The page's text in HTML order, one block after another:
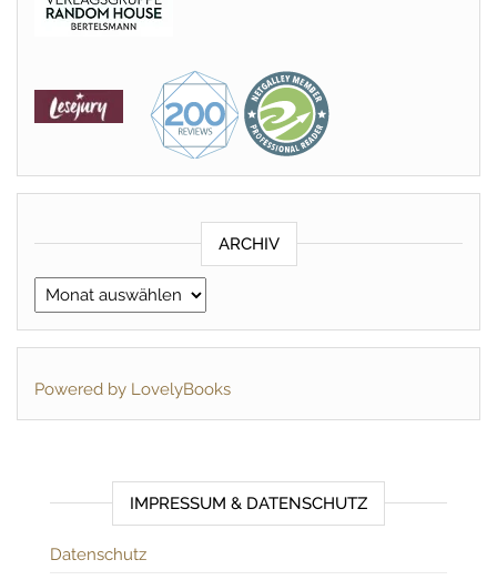
ARCHIV
Archiv
Powered by LovelyBooks
IMPRESSUM & DATENSCHUTZ
Datenschutz